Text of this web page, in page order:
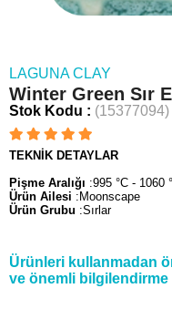
LAGUNA CLAY
Winter Green Sır
Stok Kodu (15377094)
TEKNİK DETAYLAR
Pişme Aralığı :995 °C - 1060
Ürün Ailesi :Moonscape
Ürün Grubu :Sırlar
Ürünleri kullanmadan
ve önemli bilgilendirme